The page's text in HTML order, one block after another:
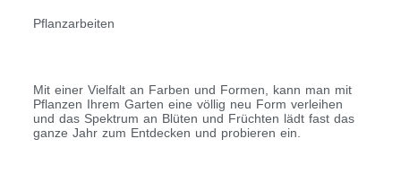
Pflanzarbeiten
Mit einer Vielfalt an Farben und Formen, kann man mit
Pflanzen Ihrem Garten eine völlig neu Form verleihen
und das Spektrum an Blüten und Früchten lädt fast das
ganze Jahr zum Entdecken und probieren ein.